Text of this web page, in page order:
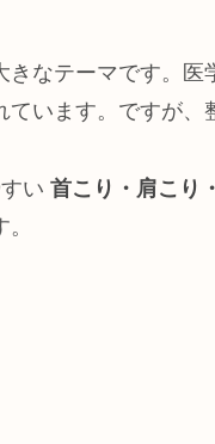
なテーマです。
います。ですが、
い 首こり・肩こり